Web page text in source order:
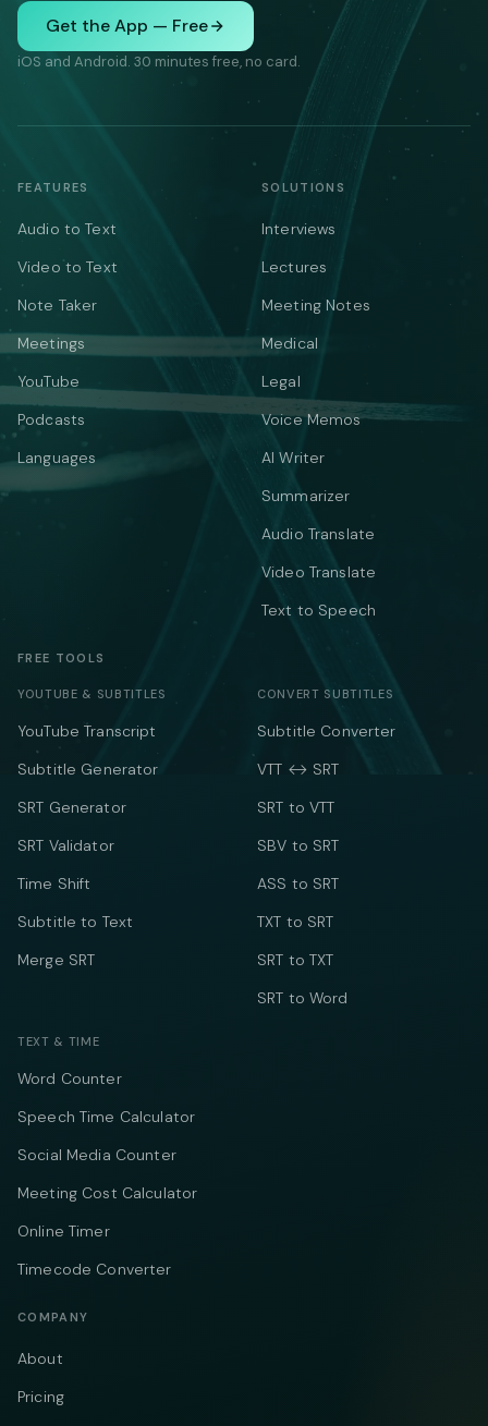
Get the App — Free
iOS and Android. 30 minutes free, no card.
FEATURES
Audio to Text
Video to Text
Note Taker
Meetings
YouTube
Podcasts
Languages
SOLUTIONS
Interviews
Lectures
Meeting Notes
Medical
Legal
Voice Memos
AI Writer
Summarizer
Audio Translate
Video Translate
Text to Speech
FREE TOOLS
YOUTUBE & SUBTITLES
YouTube Transcript
Subtitle Generator
SRT Generator
SRT Validator
Time Shift
Subtitle to Text
Merge SRT
CONVERT SUBTITLES
Subtitle Converter
VTT ↔ SRT
SRT to VTT
SBV to SRT
ASS to SRT
TXT to SRT
SRT to TXT
SRT to Word
TEXT & TIME
Word Counter
Speech Time Calculator
Social Media Counter
Meeting Cost Calculator
Online Timer
Timecode Converter
COMPANY
About
Pricing